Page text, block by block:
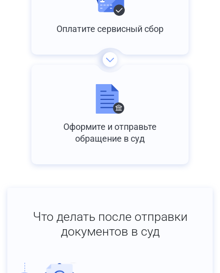
Оплатите сервисный сбор
Оформите и отправьте
обращение в суд
Что делать после отправки
документов в суд